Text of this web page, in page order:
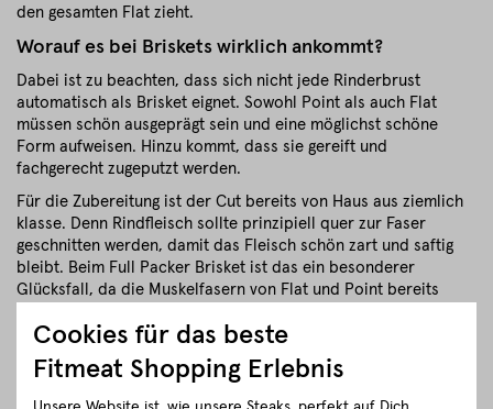
den gesamten Flat zieht.
Worauf es bei Briskets wirklich ankommt?
Dabei ist zu beachten, dass sich nicht jede Rinderbrust
automatisch als Brisket eignet. Sowohl Point als auch Flat
müssen schön ausgeprägt sein und eine möglichst schöne
Form aufweisen. Hinzu kommt, dass sie gereift und
fachgerecht zugeputzt werden.
Für die Zubereitung ist der Cut bereits von Haus aus ziemlich
klasse. Denn Rindfleisch sollte prinzipiell quer zur Faser
geschnitten werden, damit das Fleisch schön zart und saftig
bleibt. Beim Full Packer Brisket ist das ein besonderer
Glücksfall, da die Muskelfasern von Flat und Point bereits
Full Packer Brisket von Fitmeat
Regionaler BBQ Genuss
Für unsere Briskets verwenden wir wunderbare Rinderrassen
Cookies für das beste
Fitmeat Shopping Erlebnis